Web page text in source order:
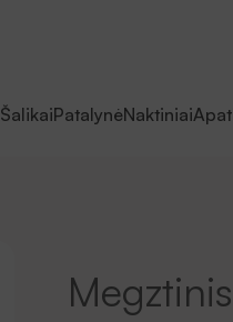
ŠalikaiPatalynėNaktiniai
Megztinis